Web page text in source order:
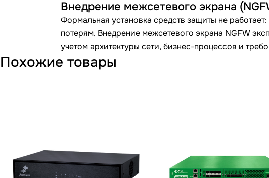
Внедрение межсетевого экрана
Формальная установка средств защиты не
потерям. Внедрение межсетевого экрана NGFW
учетом архитектуры сети, бизнес-процессов и
Похожие товары